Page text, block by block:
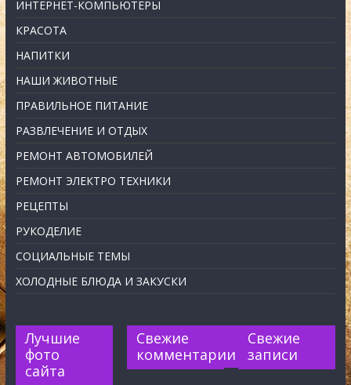
ИНТЕРНЕТ-КОМПЬЮТЕРЫ
КРАСОТА
НАПИТКИ
НАШИ ЖИВОТНЫЕ
ПРАВИЛЬНОЕ ПИТАНИЕ
РАЗВЛЕЧЕНИЕ И ОТДЫХ
РЕМОНТ АВТОМОБИЛЕЙ
РЕМОНТ ЭЛЕКТРО ТЕХНИКИ
РЕЦЕПТЫ
РУКОДЕЛИЕ
СОЦИАЛЬНЫЕ ТЕМЫ
ХОЛОДНЫЕ БЛЮДА И ЗАКУСКИ
Лучшие
фото
сайта
Свежие
комментарии
Свежие
записи